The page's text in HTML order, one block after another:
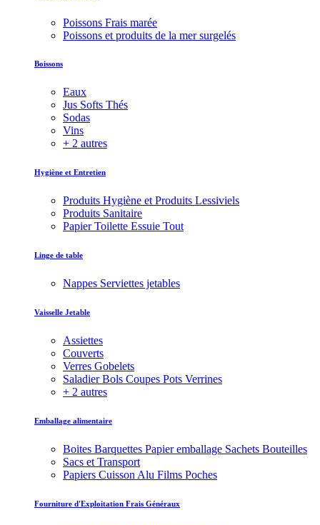
Poissons Frais marée
Poissons et produits de la mer surgelés
Boissons
Eaux
Jus Softs Thés
Sodas
Vins
+ 2 autres
Hygiène et Entretien
Produits Hygiène et Produits Lessiviels
Produits Sanitaire
Papier Toilette Essuie Tout
Linge de table
Nappes Serviettes jetables
Vaisselle Jetable
Assiettes
Couverts
Verres Gobelets
Saladier Bols Coupes Pots Verrines
+ 2 autres
Emballage alimentaire
Boites Barquettes Papier emballage Sachets Bouteilles
Sacs et Transport
Papiers Cuisson Alu Films Poches
Fourniture d'Exploitation Frais Généraux